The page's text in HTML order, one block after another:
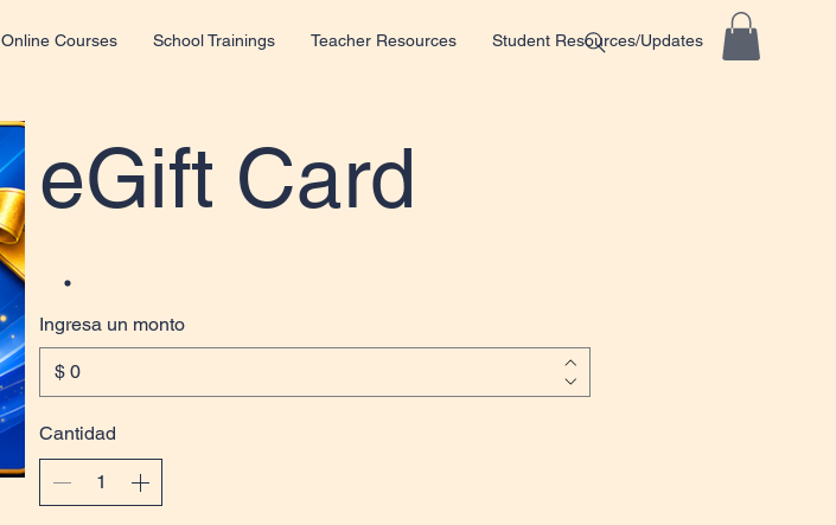
Online Courses School Trainings Teacher Resources Student Resources/Updates
eGift Card
Ingresa un monto
$
Cantidad